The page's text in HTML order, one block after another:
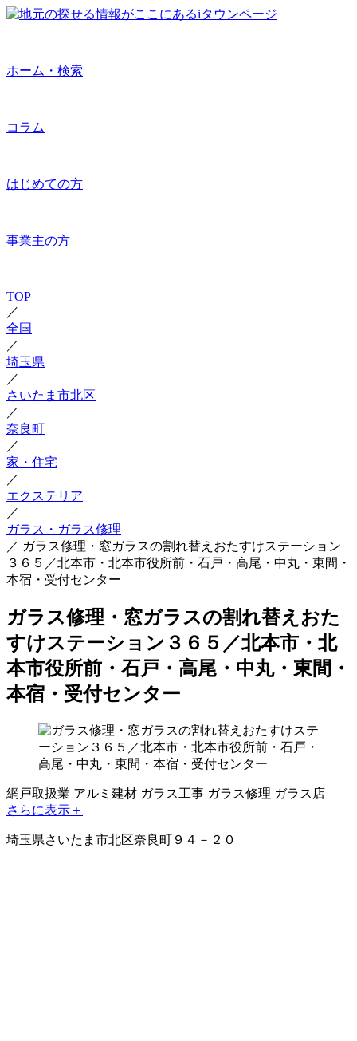
ホーム・検索
コラム
はじめての方
事業主の方
TOP
／
全国
／
埼玉県
／
さいたま市北区
／
奈良町
／
家・住宅
／
エクステリア
／
ガラス・ガラス修理
／ ガラス修理・窓ガラスの割れ替えおたすけステーション
３６５／北本市・北本市役所前・石戸・高尾・中丸・東間・
本宿・受付センター
ガラス修理・窓ガラスの割れ替えおた
すけステーション３６５／北本市・北
本市役所前・石戸・高尾・中丸・東間・
本宿・受付センター
網戸取扱業 アルミ建材 ガラス工事 ガラス修理 ガラス店
さらに表示＋
埼玉県さいたま市北区奈良町９４－２０